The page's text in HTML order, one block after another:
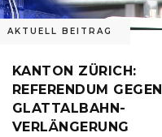
AKTUELL BEITRAG
KANTON ZÜRICH:
REFERENDUM GEGEN
GLATTALBAHN-
VERLÄNGERUNG